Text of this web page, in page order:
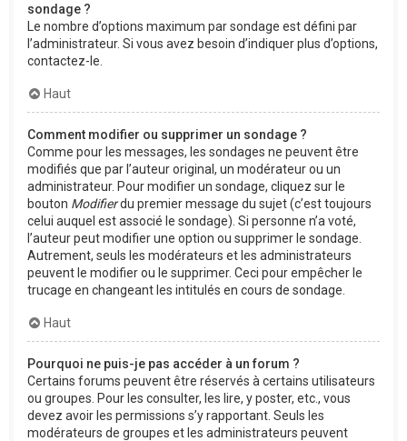
sondage ?
Le nombre d’options maximum par sondage est défini par
l’administrateur. Si vous avez besoin d’indiquer plus d’options,
contactez-le.
Haut
Comment modifier ou supprimer un sondage ?
Comme pour les messages, les sondages ne peuvent être
modifiés que par l’auteur original, un modérateur ou un
administrateur. Pour modifier un sondage, cliquez sur le
bouton Modifierdu premier message du sujet (c’est toujours
celui auquel est associé le sondage). Si personne n’a voté,
l’auteur peut modifier une option ou supprimer le sondage.
Autrement, seuls les modérateurs et les administrateurs
peuvent le modifier ou le supprimer. Ceci pour empêcher le
trucage en changeant les intitulés en cours de sondage.
Haut
Pourquoi ne puis-je pas accéder à un forum ?
Certains forums peuvent être réservés à certains utilisateurs
ou groupes. Pour les consulter, les lire, y poster, etc., vous
devez avoir les permissions s’y rapportant. Seuls les
modérateurs de groupes et les administrateurs peuvent